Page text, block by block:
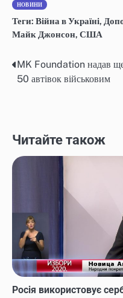
НОВИНИ
Теги: Війна в Україні,
Майк Джонсон, США
Post
MK Foundation надав
50 автівок військовим
Читайте також
Росія використовує